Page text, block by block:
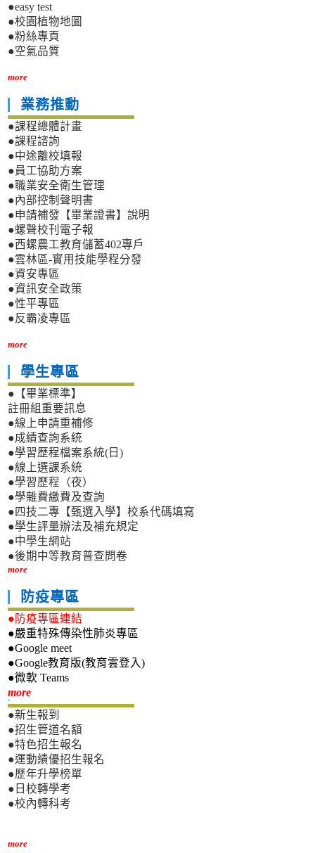
●easy test
●校園植物地圖
●粉絲專頁
●空氣品質
more
業務推動
●課程總體計畫
●課程諮詢
●中途離校填報
●員工協助方案
●職業安全衛生管理
●內部控制聲明書
●申請補發【畢業證書】說明
●螺聲校刊電子報
●西螺農工教育儲蓄402專戶
●雲林區-實用技能學程分發
●資安專區
●資訊安全政策
●性平專區
●反霸凌專區
more
學生專區
●【畢業標準】
註冊組重要訊息
●線上申請重補修
●成績查詢系統
●學習歷程檔案系統(日)
●線上選課系統
●學習歷程（夜）
●學雜費繳費及查詢
●四技二專【甄選入學】校系代碼填寫
●學生評量辦法及補充規定
●中學生網站
●後期中等教育普查問卷
more
防疫專區
●防疫專區連結
●嚴重特殊傳染性肺炎專區
●Google meet
●Google教育版(教育雲登入)
●微軟 Teams
more新生專區
●新生報到
●招生管道名額
●特色招生報名
●運動績優招生報名
●歷年升學榜單
●日校轉學考
●校內轉科考
more